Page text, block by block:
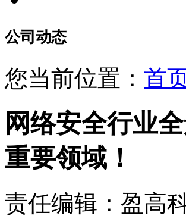
公司动态
您当前位置： 首
网络安全行业
重要领域！
责任编辑：盈高